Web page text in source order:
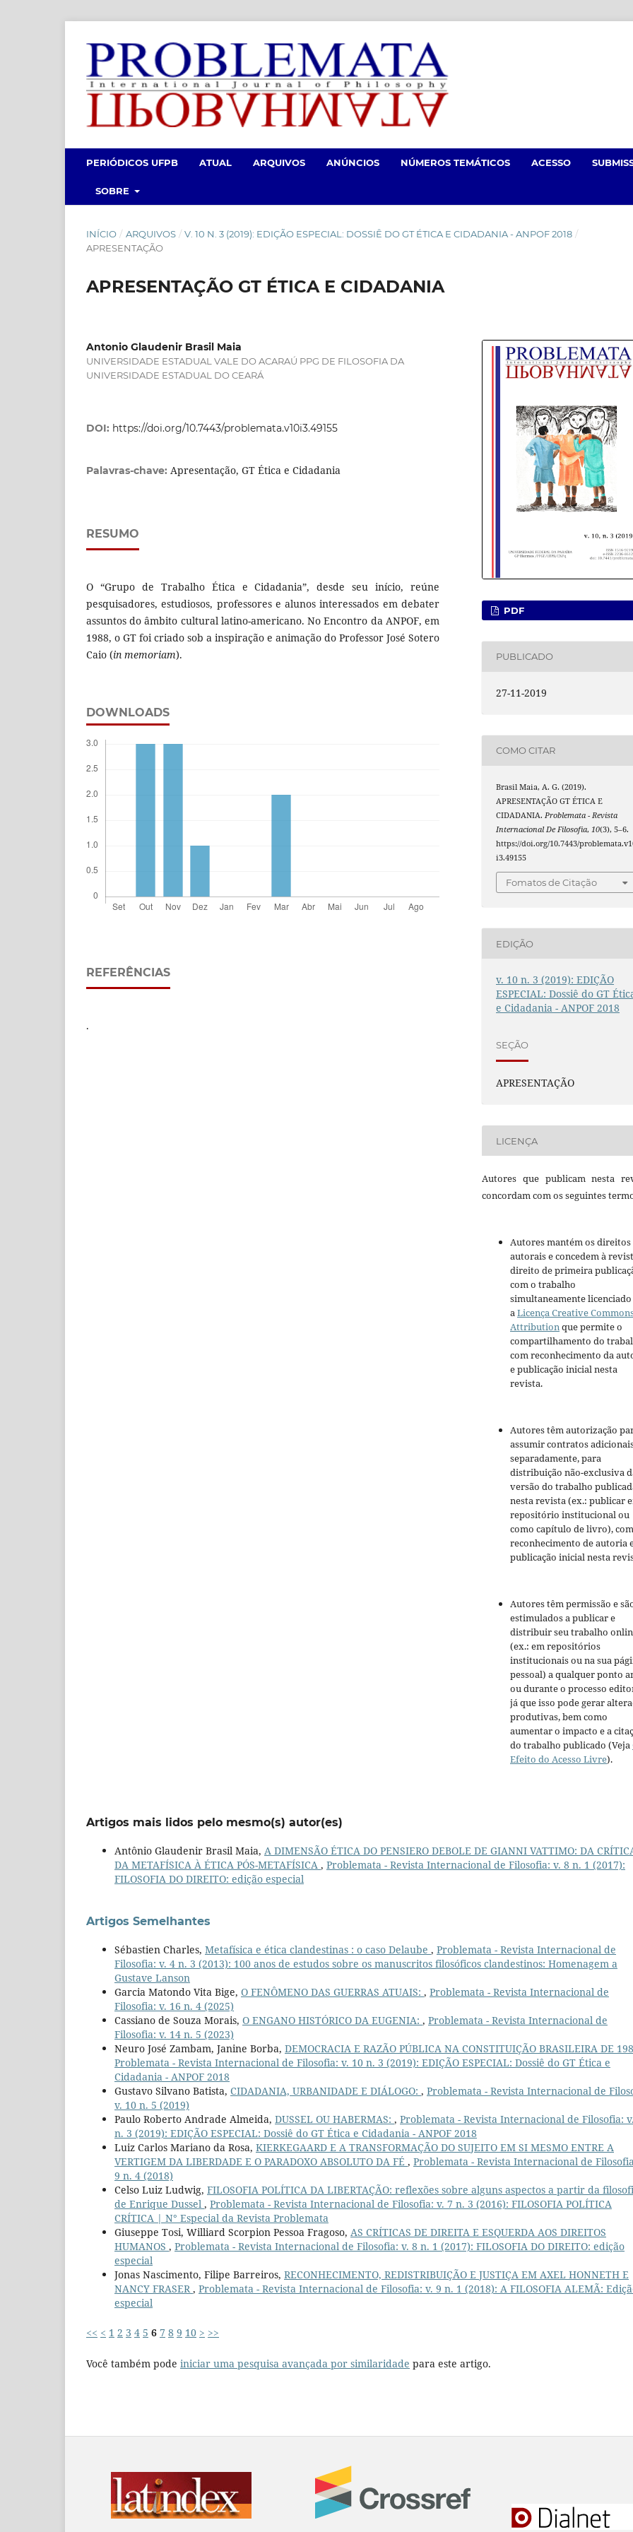
PERIÓDICOS UFPB ATUAL ARQUIVOS ANÚNCIOS NÚMEROS TEMÁTICOS ACESSO
SOBRE
INÍCIO / ARQUIVOS / V. 10 N. 3 (2019): EDIÇÃO ESPECIAL: DOSSIÊ DO GT ÉTICA E CIDADANIA - ANPOF 2018 /
APRESENTAÇÃO
APRESENTAÇÃO GT ÉTICA E CIDADANIA
Antonio Glaudenir Brasil Maia
UNIVERSIDADE ESTADUAL VALE DO ACARAÚ PPG DE FILOSOFIA DA
UNIVERSIDADE ESTADUAL DO CEARÁ
DOI: https://doi.org/10.7443/problemata.v10i3.49155
Palavras-chave: Apresentação, GT Ética e Cidadania
RESUMO
O “Grupo de Trabalho Ética e Cidadania”, desde seu início, reúne
pesquisadores, estudiosos, professores e alunos interessados em debater
assuntos do âmbito cultural latino-americano. No Encontro da ANPOF, em
1988, o GT foi criado sob a inspiração e animação do Professor José Sotero
Caio (in memoriam).
DOWNLOADS
REFERÊNCIAS
.
PDF
PUBLICADO
27-11-2019
COMO CITAR
Brasil Maia, A. G. (2019).
APRESENTAÇÃO GT ÉTICA E
CIDADANIA. Problemata - Revista
Internacional De Filosofia, 10(3), 5–6.
https://doi.org/10.7443/
i3.49155
Fomatos de Citação
EDIÇÃO
v. 10 n. 3 (2019): EDIÇÃO
ESPECIAL: Dossiê do GT
e Cidadania - ANPOF 2018
SEÇÃO
APRESENTAÇÃO
LICENÇA
Autores que publicam nesta
concordam com os seguintes
Autores mantém os direitos
autorais e concedem à
direito de primeira
com o trabalho
simultaneamente
aLicença Creative
Attributionque permite o
compartilhamento do
com reconhecimento da
e publicação inicial nesta
revista.
Autores têm autorização
assumir contratos
separadamente, para
distribuição não-exclusiva
versão do trabalho
nesta revista (ex.: publicar
repositório institucional ou
como capítulo de livro), com
reconhecimento de autoria
publicação inicial nesta
Autores têm permissão e
estimulados a publicar e
distribuir seu trabalho
(ex.: em repositórios
institucionais ou na sua
pessoal) a qualquer ponto
ou durante o processo
já que isso pode gerar
produtivas, bem como
aumentar o impacto e a
do trabalho publicado (Veja
Efeito do Acesso Livre).
Artigos mais lidos pelo mesmo(s) autor(es)
Antônio Glaudenir Brasil Maia, A DIMENSÃO ÉTICA DO PENSIERO DEBOLE DE GIANNI VATTIMO: DA
DA METAFÍSICA À ÉTICA PÓS-METAFÍSICA , Problemata - Revista Internacional de Filosofia: v. 8 n. 1 (2017):
FILOSOFIA DO DIREITO: edição especial
Artigos Semelhantes
Sébastien Charles, Metafísica e ética clandestinas : o caso Delaube , Problemata - Revista Internacional de
Filosofia: v. 4 n. 3 (2013): 100 anos de estudos sobre os manuscritos filosóficos clandestinos: Homenagem a
Gustave Lanson
Garcia Matondo Vita Bige, O FENÔMENO DAS GUERRAS ATUAIS: , Problemata - Revista Internacional de
Filosofia: v. 16 n. 4 (2025)
Cassiano de Souza Morais, O ENGANO HISTÓRICO DA EUGENIA: , Problemata - Revista Internacional de
Filosofia: v. 14 n. 5 (2023)
Neuro José Zambam, Janine Borba, DEMOCRACIA E RAZÃO PÚBLICA NA CONSTITUIÇÃO BRASILEIRA DE
Problemata - Revista Internacional de Filosofia: v. 10 n. 3 (2019): EDIÇÃO ESPECIAL: Dossiê do GT Ética e
Cidadania - ANPOF 2018
Gustavo Silvano Batista, CIDADANIA, URBANIDADE E DIÁLOGO: , Problemata - Revista Internacional de
v. 10 n. 5 (2019)
Paulo Roberto Andrade Almeida, DUSSEL OU HABERMAS: , Problemata - Revista Internacional de Filosofia:
n. 3 (2019): EDIÇÃO ESPECIAL: Dossiê do GT Ética e Cidadania - ANPOF 2018
Luiz Carlos Mariano da Rosa, KIERKEGAARD E A TRANSFORMAÇÃO DO SUJEITO EM SI MESMO ENTRE A
VERTIGEM DA LIBERDADE E O PARADOXO ABSOLUTO DA FÉ , Problemata - Revista Internacional de
9 n. 4 (2018)
Celso Luiz Ludwig, FILOSOFIA POLÍTICA DA LIBERTAÇÃO: reflexões sobre alguns aspectos a partir da
de Enrique Dussel , Problemata - Revista Internacional de Filosofia: v. 7 n. 3 (2016): FILOSOFIA POLÍTICA
CRÍTICA | N° Especial da Revista Problemata
Giuseppe Tosi, Williard Scorpion Pessoa Fragoso, AS CRÍTICAS DE DIREITA E ESQUERDA AOS DIREITOS
HUMANOS , Problemata - Revista Internacional de Filosofia: v. 8 n. 1 (2017): FILOSOFIA DO DIREITO: edição
especial
Jonas Nascimento, Filipe Barreiros, RECONHECIMENTO, REDISTRIBUIÇÃO E JUSTIÇA EM AXEL HONNETH E
NANCY FRASER, Problemata - Revista Internacional de Filosofia: v. 9 n. 1 (2018): A FILOSOFIA ALEMÃ:
especial
<< < 1 2 3 4 5 6 7 8 9 10 > >>
Você também pode iniciar uma pesquisa avançada por similaridade para este artigo.